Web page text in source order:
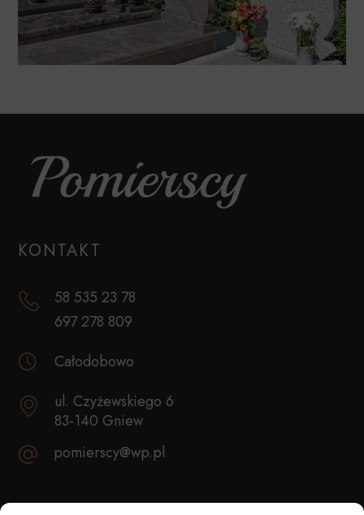
KONTAKT
58 535 23 78
697 278 809
Całodobowo
ul. Czyżewskiego 6
83-140 Gniew
pomierscy@wp.pl